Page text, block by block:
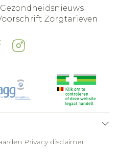
Gezondheidsnieuws
Zorgtarieven
Privacy disclaimer